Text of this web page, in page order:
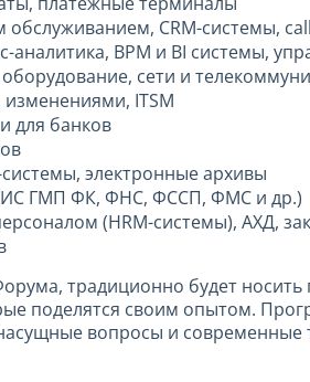
CRM-системы,
BPM и BI системы,
сети и
ITSM
для банков
электронные архивы
ГМП ФК, ФНС, ФССП, ФМС и др.)
(HRM-системы), АХД,
традиционно будет носить
поделятся своим опытом.
вопросы и